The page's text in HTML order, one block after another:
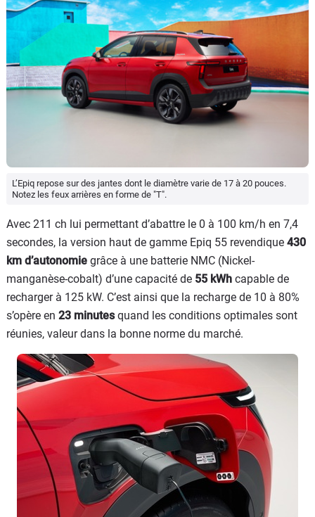
L’Epiq repose sur des jantes dont le diamètre varie de 17 à 20 pouces.
Notez les feux arrières en forme de "T".
Avec 211 ch lui permettant d’abattre le 0 à 100 km/h en 7,4
secondes, la version haut de gamme Epiq 55 revendique 430
km d’autonomie grâce à une batterie NMC (Nickel-
manganèse-cobalt) d’une capacité de 55 kWh capable de
recharger à 125 kW. C’est ainsi que la recharge de 10 à 80%
s’opère en 23 minutesquand les conditions optimales sont
réunies, valeur dans la bonne norme du marché.